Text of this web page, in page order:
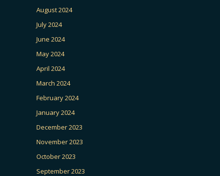
August 2024
July 2024
June 2024
May 2024
April 2024
March 2024
February 2024
January 2024
December 2023
November 2023
October 2023
September 2023